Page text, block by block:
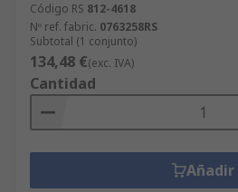
Código RS 812-4618
Nº ref. fabric. 0763258RS
Subtotal (1 conjunto)
134,48 €(exc. IVA)
Cantidad
Añadir